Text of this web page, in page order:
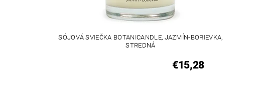
SÓJOVÁ SVIEČKA BOTANICANDLE, JAZMÍN-BORIEVKA,
STREDNÁ
€15,28